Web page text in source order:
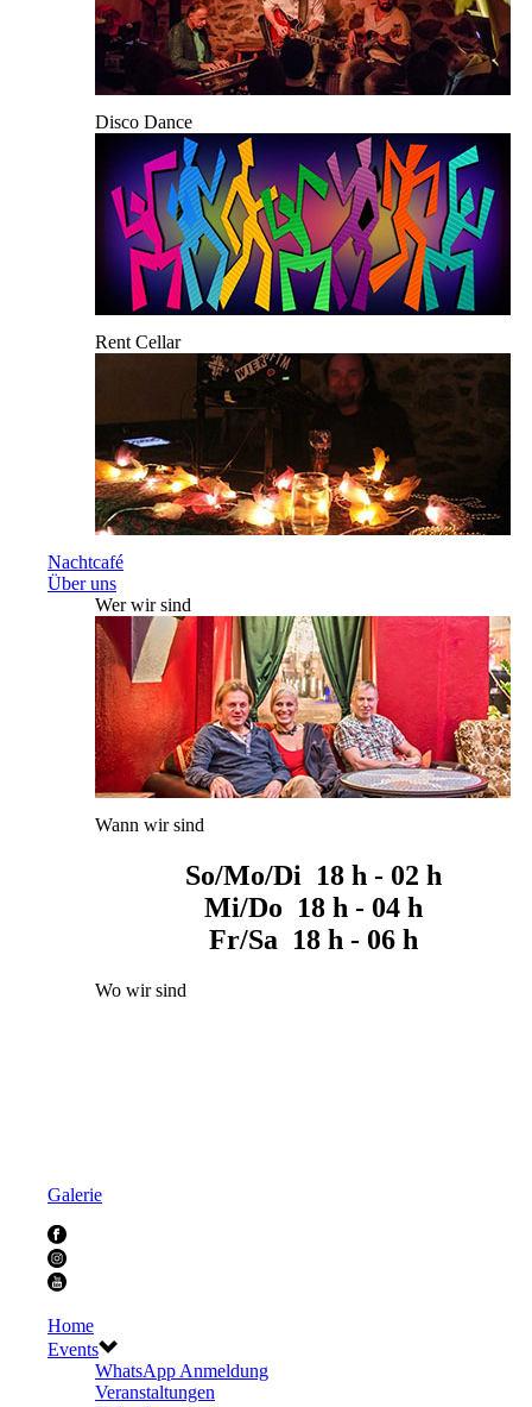
Disco Dance
Rent Cellar
Nachtcafé
Über uns
Wer wir sind
Wann wir sind
So/Mo/Di 18 h - 02 h
Mi/Do 18 h - 04 h
Fr/Sa 18 h - 06 h
Wo wir sind
Galerie
Home
Events
WhatsApp Anmeldung
Veranstaltungen